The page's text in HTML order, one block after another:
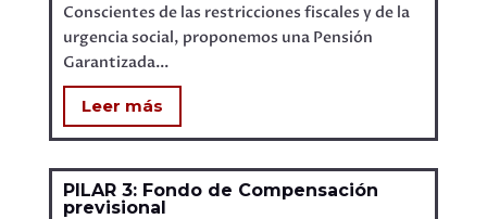
Conscientes de las restricciones fiscales y de la
urgencia social, proponemos una Pensión
Garantizada...
Leer más
PILAR 3: Fondo de Compensación
previsional